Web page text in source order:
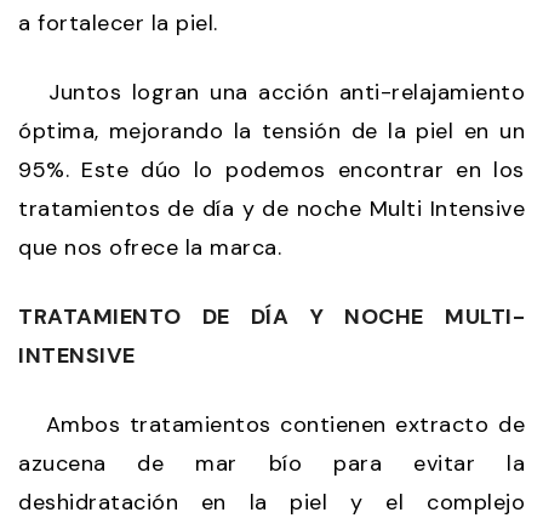
a fortalecer la piel.
Juntos logran una acción anti-relajamiento
óptima, mejorando la tensión de la piel en un
95%. Este dúo lo podemos encontrar en los
tratamientos de día y de noche Multi Intensive
que nos ofrece la marca.
TRATAMIENTO DE DÍA Y NOCHE MULTI-
INTENSIVE
Ambos tratamientos contienen extracto de
azucena de mar bío para evitar la
deshidratación en la piel y el complejo